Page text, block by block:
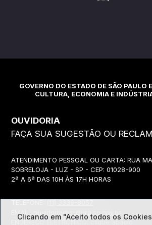
GOVERNO DO ESTADO DE SÃO PAULO
CULTURA, ECONOMIA E
OUVIDORIA
FAÇA SUA SUGESTÃO OU
ATENDIMENTO PESSOAL OU CARTA: RUA
SOBRELOJA - LUZ - SP - CEP: 01028-900
2ª A 6ª DAS 10H ÀS 17H HORAS
EMAIL:
ouvidoria@cultura.sp.gov.br
ENDEREÇO ELETRÔNICO: clique abaixo
Clicando em "Aceito todos os